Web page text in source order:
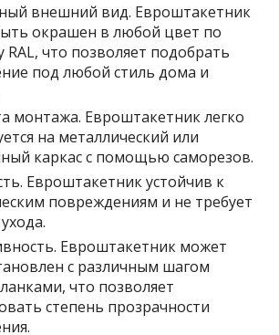
внешний вид. Евроштакетник
окрашен в любой цвет по
RAL, что позволяет подобрать
под любой стиль дома и
монтажа. Евроштакетник легко
на металлический или
каркас с помощью саморезов.
Евроштакетник устойчив к
повреждениям и не требует
Евроштакетник может
с различным шагом
что позволяет
степень прозрачности